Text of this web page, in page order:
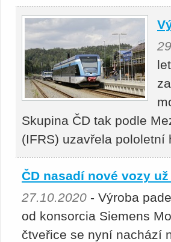
Skupina ČD tak podle
(IFRS) uzavřela
ČD nasadí nové vozy
27.10.2020 - Výroba
od konsorcia Siemens
čtveřice se nyní nachází